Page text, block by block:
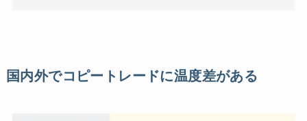
国内外でコピートレードに温度差がある